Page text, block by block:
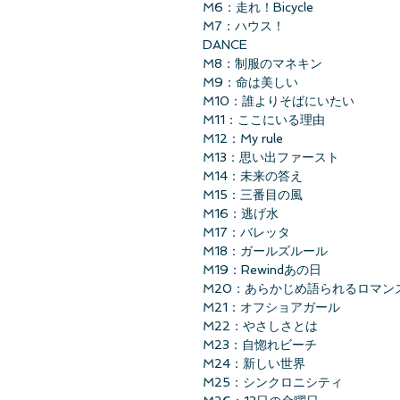
M6：走れ！Bicycle
M7：ハウス！
DANCE
M8：制服のマネキン
M9：命は美しい
M10：誰よりそばにいたい
M11：ここにいる理由
M12：My rule
M13：思い出ファースト
M14：未来の答え
M15：三番目の風
M16：逃げ水
M17：バレッタ
M18：ガールズルール
M19：Rewindあの日
M20：あらかじめ語られるロマン
M21：オフショアガール
M22：やさしさとは
M23：自惚れビーチ
M24：新しい世界
M25：シンクロニシティ